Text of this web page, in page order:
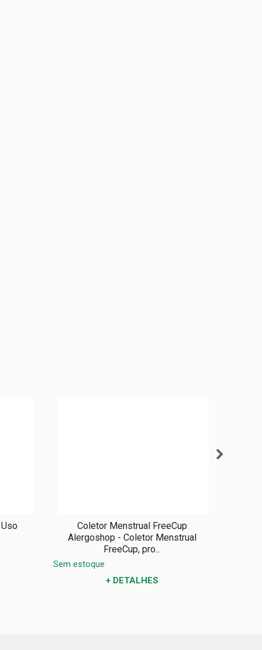
Óleo de Massagem Relaxante
Arnica & Lavanda 120ml
porR$ 49,00